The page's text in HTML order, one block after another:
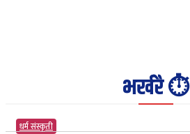
भर्खरै ⏱️
धर्म संस्कृती